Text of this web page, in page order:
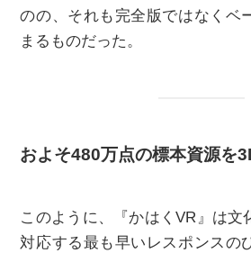
のの、それも完全版ではなくベ
まるものだった。
およそ480万点の標本資源を
このように、『かはくVR』は文
対応する最も早いレスポンスの